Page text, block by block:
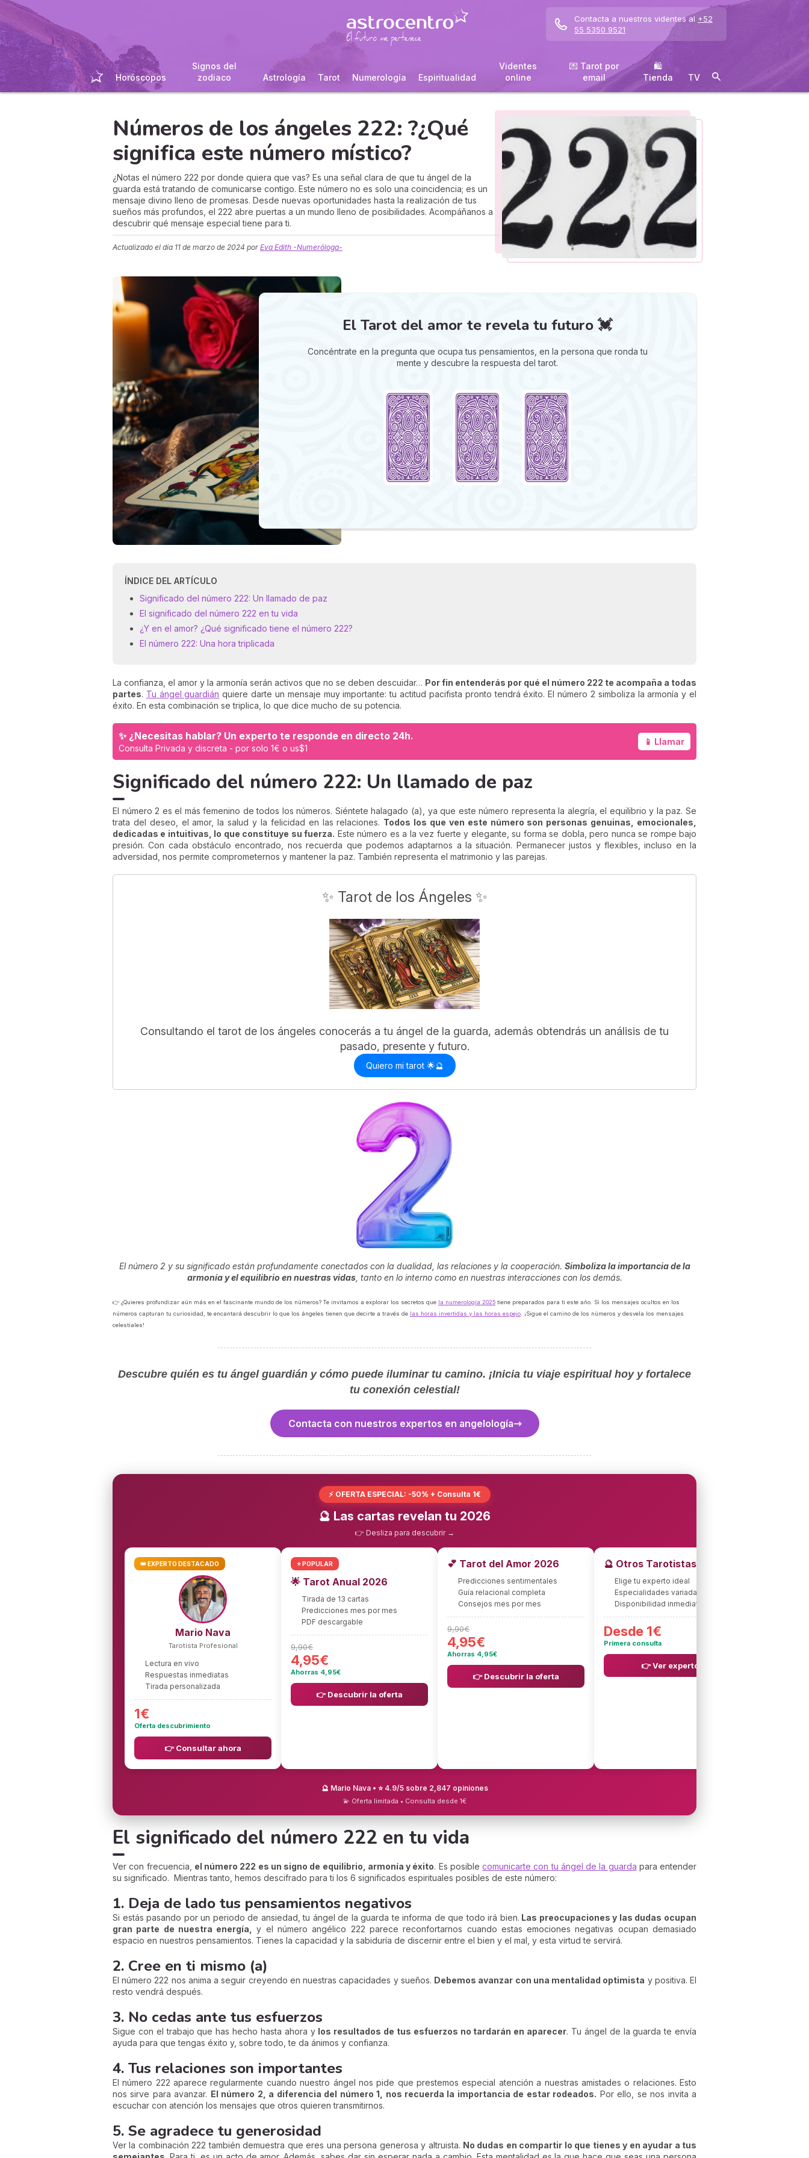
Contacta a nuestros videntes al +52
55 5350 9521
Horóscopos
Signos del
zodiaco
Astrología Tarot Numerología Espiritualidad
Videntes
online
💌 Tarot por
email
🛍
️Tienda
TV
Números de los ángeles 222: ?¿Qué
significa este número místico?
¿Notas el número 222 por donde quiera que vas? Es una señal clara de que tu ángel de la
guarda está tratando de comunicarse contigo. Este número no es solo una coincidencia; es un
mensaje divino lleno de promesas. Desde nuevas oportunidades hasta la realización de tus
sueños más profundos, el 222 abre puertas a un mundo lleno de posibilidades. Acompáñanos a
descubrir qué mensaje especial tiene para ti.
Actualizado el día 11 de marzo de 2024 por Eva Edith -Numeróloga-
El Tarot del amor te revela tu futuro 💓
Concéntrate en la pregunta que ocupa tus pensamientos, en la persona que ronda tu
mente y descubre la respuesta del tarot.
ÍNDICE DEL ARTÍCULO
Significado del número 222: Un llamado de paz
El significado del número 222 en tu vida
¿Y en el amor? ¿Qué significado tiene el número 222?
El número 222: Una hora triplicada
La confianza, el amor y la armonía serán activos que no se deben descuidar… Por fin entenderás por qué el número 222 te acompaña a todas
partes. Tu ángel guardián quiere darte un mensaje muy importante: tu actitud pacifista pronto tendrá éxito. El número 2 simboliza la armonía y el
éxito. En esta combinación se triplica, lo que dice mucho de su potencia.
✨ ¿Necesitas hablar? Un experto te responde en directo 24h.
Consulta Privada y discreta - por solo 1€ o us$1
📱 Llamar
Significado del número 222: Un llamado de paz
El número 2 es el más femenino de todos los números. Siéntete halagado (a), ya que este número representa la alegría, el equilibrio y la paz. Se
trata del deseo, el amor, la salud y la felicidad en las relaciones. Todos los que ven este número son personas genuinas, emocionales,
dedicadas e intuitivas, lo que constituye su fuerza. Este número es a la vez fuerte y elegante, su forma se dobla, pero nunca se rompe bajo
presión. Con cada obstáculo encontrado, nos recuerda que podemos adaptarnos a la situación. Permanecer justos y flexibles, incluso en la
adversidad, nos permite comprometernos y mantener la paz. También representa el matrimonio y las parejas.
✨ Tarot de los Ángeles ✨
Consultando el tarot de los ángeles conocerás a tu ángel de la guarda, además obtendrás un análisis de tu
pasado, presente y futuro.
Quiero mi tarot 🌟🔮
El número 2 y su significado están profundamente conectados con la dualidad, las relaciones y la cooperación. Simboliza la importancia de la
armonía y el equilibrio en nuestras vidas, tanto en lo interno como en nuestras interacciones con los demás.
👉 ¿Quieres profundizar aún más en el fascinante mundo de los números? Te invitamos a explorar los secretos que la numerología 2025 tiene preparados para ti este año. Si los mensajes ocultos en los
números capturan tu curiosidad, te encantará descubrir lo que los ángeles tienen que decirte a través de las horas invertidas y las horas espejo . ¡Sigue el camino de los números y desvela los mensajes
celestiales!
Descubre quién es tu ángel guardián y cómo puede iluminar tu camino. ¡Inicia tu viaje espiritual hoy y fortalece
tu conexión celestial!
Contacta con nuestros expertos en angelología
⚡ OFERTA ESPECIAL: -50% + Consulta 1€
🔮 Las cartas revelan tu 2026
👉 Desliza para descubrir →
👑 EXPERTO DESTACADO
Mario Nava
Tarotista Profesional
Lectura en vivo
Respuestas inmediatas
Tirada personalizada
1€
Oferta descubrimiento
👉 Consultar ahora
⭐ POPULAR
🌟 Tarot Anual 2026
Tirada de 13 cartas
Predicciones mes por mes
PDF descargable
9,90€
4,95€
Ahorras 4,95€
👉 Descubrir la oferta
💕 Tarot del Amor 2026
Predicciones sentimentales
Guía relacional completa
Consejos mes por mes
9,90€
4,95€
Ahorras 4,95€
👉 Descubrir la oferta
🔮 Otros Tarotistas
Elige tu experto ideal
Especialidades variadas
Disponibilidad inmediata
Desde 1€
Primera consulta
👉 Ver expertos
🔮 Mario Nava • ⭐ 4.9/5 sobre 2,847 opiniones
💫 Oferta limitada • Consulta desde 1€
El significado del número 222 en tu vida
Ver con frecuencia, el número 222 es un signo de equilibrio, armonía y éxito. Es posible comunicarte con tu ángel de la guarda para entender
su significado. Mientras tanto, hemos descifrado para ti los 6 significados espirituales posibles de este número:
1. Deja de lado tus pensamientos negativos
Si estás pasando por un periodo de ansiedad, tu ángel de la guarda te informa de que todo irá bien. Las preocupaciones y las dudas ocupan
gran parte de nuestra energía,
y el número angélico 222 parece reconfortarnos cuando estas emociones negativas ocupan demasiado
espacio en nuestros pensamientos. Tienes la capacidad y la sabiduría de discernir entre el bien y el mal, y esta virtud te servirá.
2. Cree en ti mismo (a)
El número 222 nos anima a seguir creyendo en nuestras capacidades y sueños. Debemos avanzar con una mentalidad optimista y positiva. El
resto vendrá después.
3. No cedas ante tus esfuerzos
Sigue con el trabajo que has hecho hasta ahora y los resultados de tus esfuerzos no tardarán en aparecer. Tu ángel de la guarda te envía
ayuda para que tengas éxito y, sobre todo, te da ánimos y confianza.
4. Tus relaciones son importantes
El número 222 aparece regularmente cuando nuestro ángel nos pide que prestemos especial atención a nuestras amistades o relaciones. Esto
nos sirve para avanzar. El número 2, a diferencia del número 1, nos recuerda la importancia de estar rodeados. Por ello, se nos invita a
escuchar con atención los mensajes que otros quieren transmitirnos.
5. Se agradece tu generosidad
Ver la combinación 222 también demuestra que eres una persona generosa y altruista. No dudas en compartir lo que tienes y en ayudar a tus